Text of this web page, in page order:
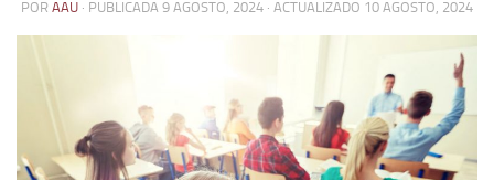
POR AAU · PUBLICADA 9 AGOSTO, 2024 · ACTUALIZADO 10 AGOSTO, 2024